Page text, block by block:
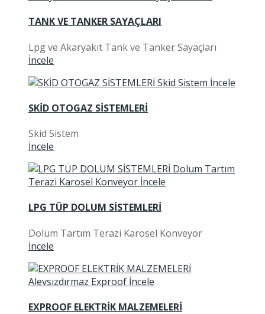
TANK VE TANKER SAYAÇLARI
Lpg ve Akaryakıt Tank ve Tanker Sayaçları
İncele
SKİD OTOGAZ SİSTEMLERİ
Skid Sistem
İncele
LPG TÜP DOLUM SİSTEMLERİ
Dolum Tartım Terazi Karosel Konveyor
İncele
EXPROOF ELEKTRİK MALZEMELERİ